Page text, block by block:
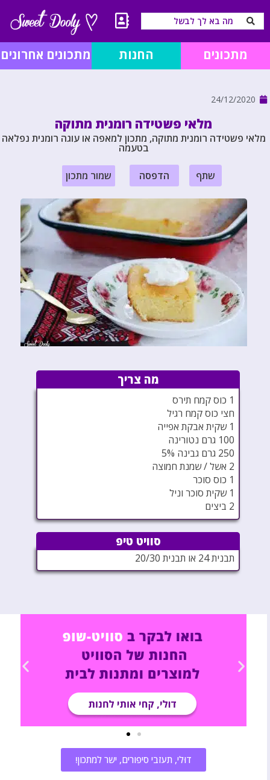
מתכונים החנות מתכונים אחרונים
24/12/2020
מלאי פשטידה רומנית מתוקה
מלאי פשטידה רומנית מתוקה, מתכון למאפה או עוגה רומנית נפלאה
בטעמה
שתף הדפסה שמור מתכון
מה צריך
1 כוס קמח תירס
חצי כוס קמח רגיל
1 שקית אבקת אפייה
100 גרם נטורינה
250 גרם גבינה 5%
2 אשל / שמנת חמוצה
1 כוס סוכר
1 שקית סוכר וניל
2 ביצים
סוויט טיפ
תבנית 24 או תבנית 20/30
דוּלי, תעזבי סיפורים, ישר למתכון!